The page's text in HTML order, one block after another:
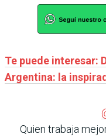
Te puede interesar:
Argentina: la
Quien trabaja